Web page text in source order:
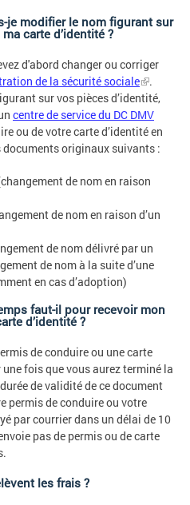
je modifier le nom figurant sur
carte d’identité ?
d'abord changer ou corriger
de la sécurité sociale
.
sur vos pièces d’identité,
centre de service du DC DMV
ou de votre carte d’identité en
originaux suivants :
de nom en raison
de nom en raison d’un
de nom délivré par un
de nom à la suite d’une
en cas d’adoption)
faut-il pour recevoir mon
d’identité ?
de conduire ou une carte
fois que vous aurez terminé la
de validité de ce document
permis de conduire ou votre
par courrier dans un délai de 10
pas de permis ou de carte
les frais ?